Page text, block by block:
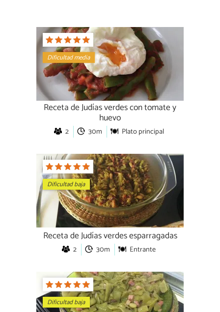
Dificultad media
Receta de Judías verdes con tomate y
huevo
2 30m Plato principal
Dificultad baja
Receta de Judías verdes esparragadas
2 30m Entrante
Dificultad baja